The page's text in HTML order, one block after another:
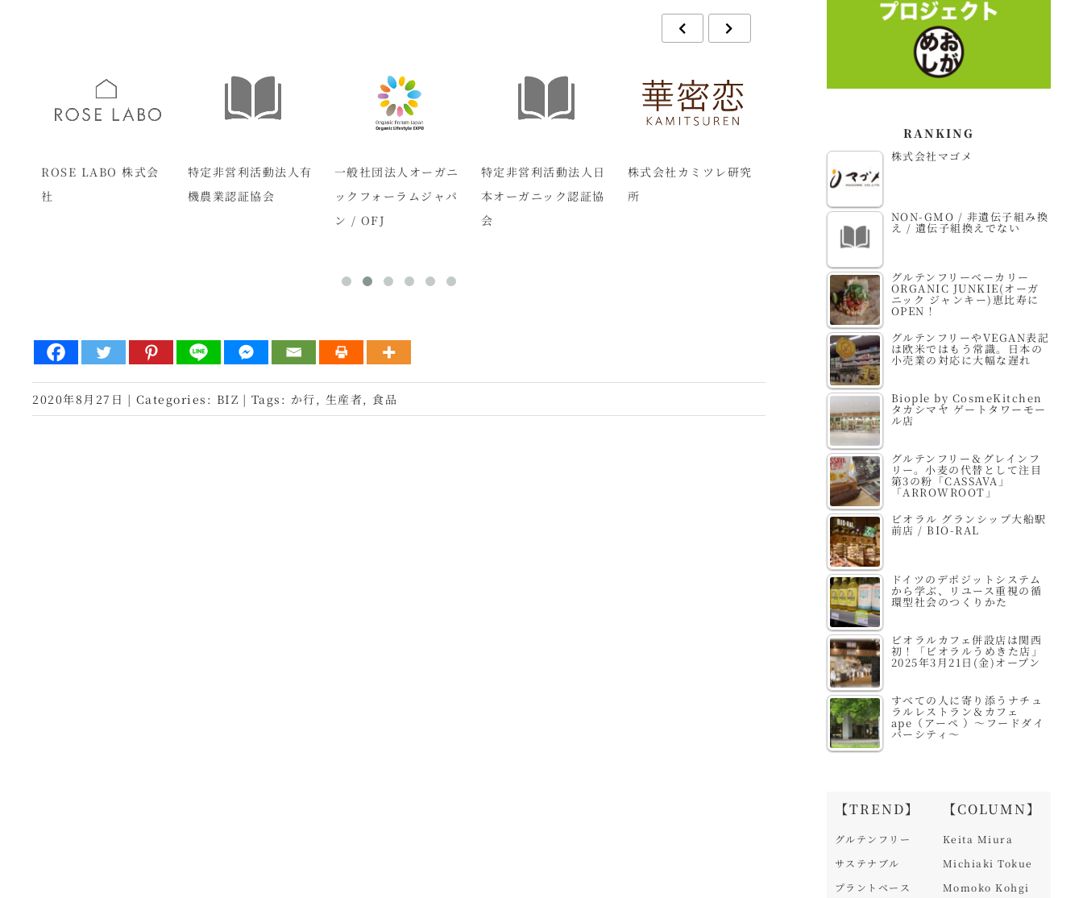
ROSE LABO 株式会
社
特定非営利活動法人有
機農業認証協会
一般社団法人オーガニ
ックフォーラムジャパ
ン / OFJ
特定非営利活動法人日
本オーガニック認証協
会
株式会社カミツレ研究
所
株式会社アイル
2020年8月27日 | Categories: BIZ | Tags: か行, 生産者, 食品
RANKING
株式会社マゴメ
NON-GMO / 非遺伝子組み換
え / 遺伝子組換えでない
グルテンフリーベーカリー
ORGANIC JUNKIE(オーガ
ニック ジャンキー)恵比寿に
OPEN！
グルテンフリーやVEGAN表記
は欧米ではもう常識。日本の
小売業の対応に大幅な遅れ
Biople by CosmeKitchen
タカシマヤ ゲートタワーモー
ル店
グルテンフリー＆グレインフ
リー。小麦の代替として注目
第3の粉「CASSAVA」
「ARROWROOT」
ビオラル グランシップ大船駅
前店 / BIO-RAL
ドイツのデポジットシステム
から学ぶ、リユース重視の循
環型社会のつくりかた
ビオラルカフェ併設店は関西
初！「ビオラルうめきた店」
2025年3月21日(金)オープン
すべての人に寄り添うナチュ
ラルレストラン＆カフェ
ape（アーペ ）～フードダイ
バーシティ～
【TREND】
グルテンフリー
サステナブル
プラントベース
【COLUMN】
Keita Miura
Michiaki Tokue
Momoko Kohgi